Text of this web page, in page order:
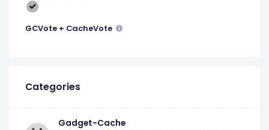
GCVote + CacheVote
Categories
Gadget-Cache